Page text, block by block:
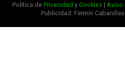
Política de Privacidad y Cookies | Aviso
Publicidad: Fermín